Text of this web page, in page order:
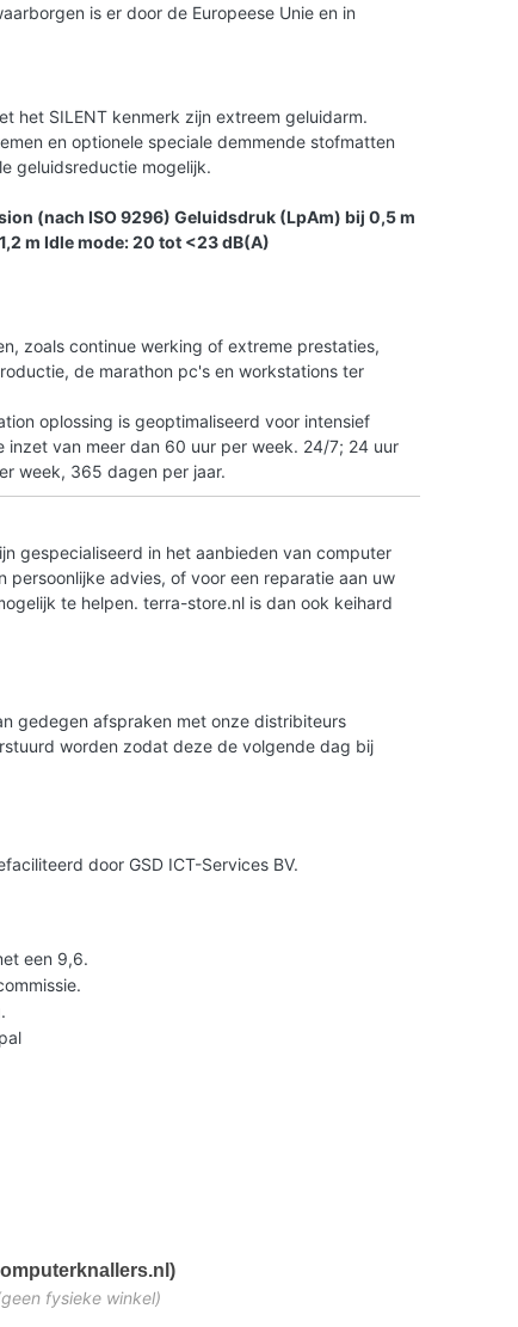
is er door de Europeese Unie en in
het SILENT kenmerk zijn extreem geluidarm.
en optionele speciale demmende stofmatten
geluidsreductie mogelijk.
(nach ISO 9296) Geluidsdruk (LpAm) bij 0,5 m
m Idle mode: 20 tot <23 dB(A)
zoals continue werking of extreme prestaties,
de marathon pc's en workstations ter
oplossing is geoptimaliseerd voor intensief
inzet van meer dan 60 uur per week. 24/7; 24 uur
week, 365 dagen per jaar.
gespecialiseerd in het aanbieden van computer
advies, of voor een reparatie aan uw
te helpen. terra-store.nl is dan ook keihard
gedegen afspraken met onze distribiteurs
worden zodat deze de volgende dag bij
door GSD ICT-Services BV.
een 9,6.
fysieke winkel)